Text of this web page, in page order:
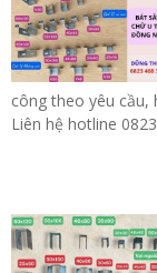
công theo yêu cầu,
Liên hệ hotline